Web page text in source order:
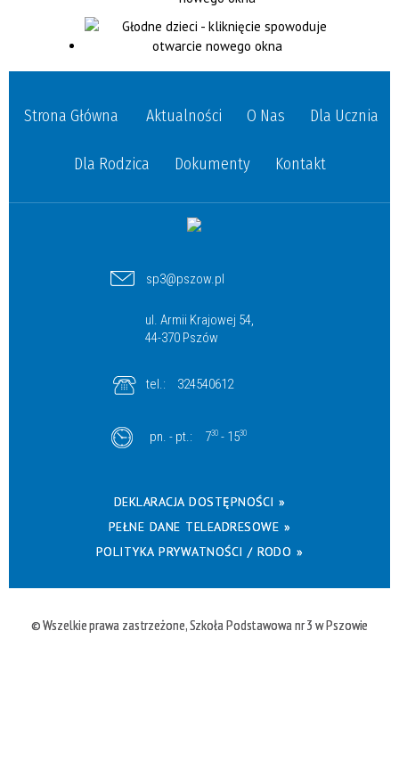
Strona Główna Aktualności O Nas Dla Ucznia
Dla Rodzica Dokumenty Kontakt
sp3@pszow.pl
ul. Armii Krajowej 54,
44-370 Pszów
tel.: 324540612
pn. - pt.: 730 - 1530
DEKLARACJA DOSTĘPNOŚCI »
PEŁNE DANE TELEADRESOWE »
POLITYKA PRYWATNOŚCI / RODO »
© Wszelkie prawa zastrzeżone, Szkoła Podstawowa nr 3 w Pszowie